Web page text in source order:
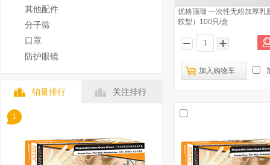
其他配件
分子筛
口罩
防护眼镜
销量排行 关注排行
1
优格顶瑞 一次性无粉加厚乳
软型）100只/盒
加入购物车